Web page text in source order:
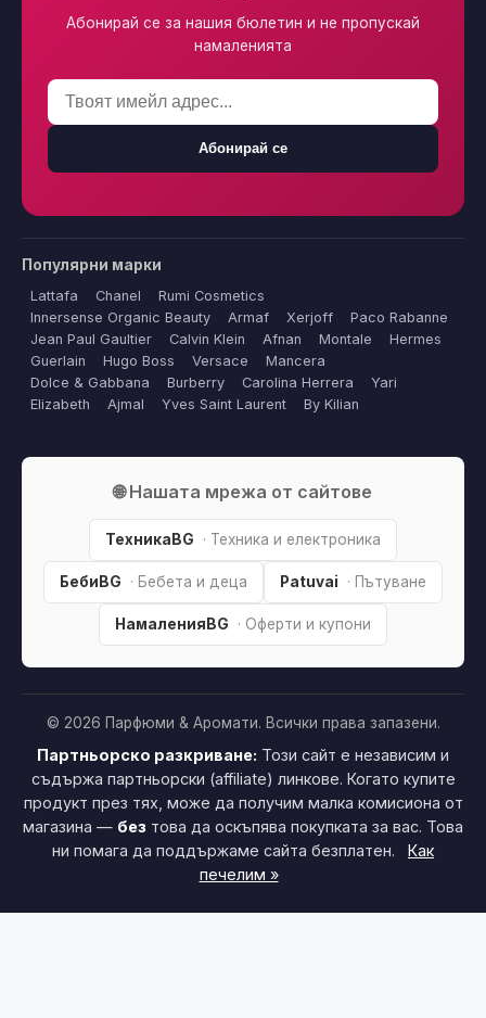
Абонирай се за нашия бюлетин и не пропускай
намаленията
Абонирай се
Популярни марки
Lattafa Chanel
Rumi Cosmetics
Innersense Organic Beauty
Armaf Xerjoff
Paco Rabanne
Jean Paul Gaultier
Calvin Klein Afnan Montale
Hermes
Guerlain
Hugo Boss Versace
Mancera
Dolce & Gabbana
Burberry Carolina Herrera
Yari
Elizabeth
Ajmal Yves Saint Laurent By Kilian
🌐 Нашата мрежа от сайтове
ТехникаBG · Техника и електроника
БебиBG · Бебета и деца Patuvai · Пътуване
НамаленияBG · Оферти и купони
© 2026 Парфюми & Аромати. Всички права запазени.
Партньорско разкриване: Този сайт е независим и
съдържа партньорски (affiliate) линкове. Когато купите
продукт през тях, може да получим малка комисиона от
магазина — без това да оскъпява покупката за вас. Това
ни помага да поддържаме сайта безплатен.
Как
печелим »